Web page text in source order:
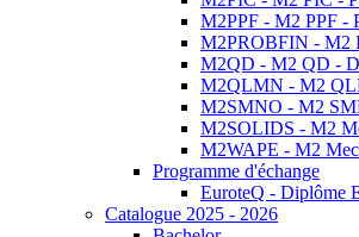
M2PPF - M2 PPF -
M2PROBFIN - M2
M2QD - M2 QD -
M2QLMN - M2
M2SMNO - M2
M2SOLIDS - M2
M2WAPE - M2
Programme d'échange
EuroteQ - Diplôme
Catalogue 2025 - 2026